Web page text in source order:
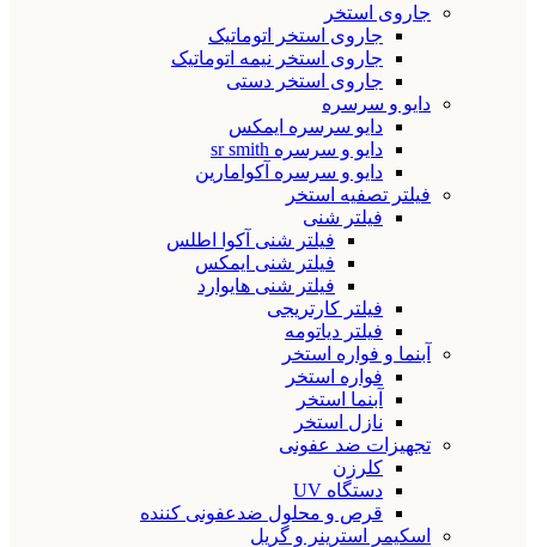
جاروی استخر
جاروی استخر اتوماتیک
جاروی استخر نیمه اتوماتیک
جاروی استخر دستی
دایو و سرسره
دایو سرسره ایمکس
دایو و سرسره sr smith
دایو و سرسره آکوامارین
فیلتر تصفیه استخر
فیلتر شنی
فیلتر شنی آکوا اطلس
فیلتر شنی ایمکس
فیلتر شنی هایوارد
فیلتر کارتریجی
فیلتر دیاتومه
آبنما و فواره استخر
فواره استخر
آبنما استخر
نازل استخر
تجهیزات ضد عفونی
کلرزن
دستگاه UV
قرص و محلول ضدعفونی کننده
اسکیمر استرینر و گریل